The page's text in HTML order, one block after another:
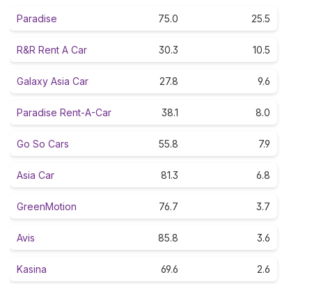
Paradise 75.0 25.5
R&R Rent A Car 30.3 10.5
Galaxy Asia Car 27.8 9.6
Paradise Rent-A-Car 38.1 8.0
Go So Cars 55.8 7.9
Asia Car 81.3 6.8
GreenMotion 76.7 3.7
Avis 85.8 3.6
Kasina 69.6 2.6